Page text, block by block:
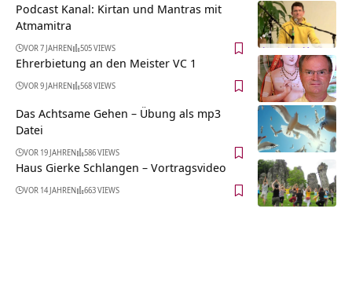
Podcast Kanal: Kirtan und Mantras mit
Atmamitra
VOR 7 JAHREN 505 VIEWS
Ehrerbietung an den Meister VC 1
VOR 9 JAHREN 568 VIEWS
Das Achtsame Gehen – Übung als mp3
Datei
VOR 19 JAHREN 586 VIEWS
Haus Gierke Schlangen‏‎ – Vortragsvideo
VOR 14 JAHREN 663 VIEWS